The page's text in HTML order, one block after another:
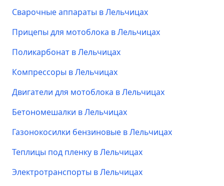
Сварочные аппараты в Лельчицах
Прицепы для мотоблока в Лельчицах
Поликарбонат в Лельчицах
Компрессоры в Лельчицах
Двигатели для мотоблока в Лельчицах
Бетономешалки в Лельчицах
Газонокосилки бензиновые в Лельчицах
Теплицы под пленку в Лельчицах
Электротранспорты в Лельчицах